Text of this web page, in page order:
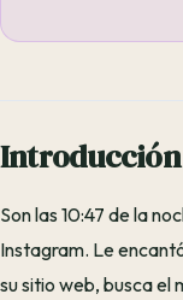
Introducción
Son las 10:47 de la
Instagram. Le
su sitio web, busca el